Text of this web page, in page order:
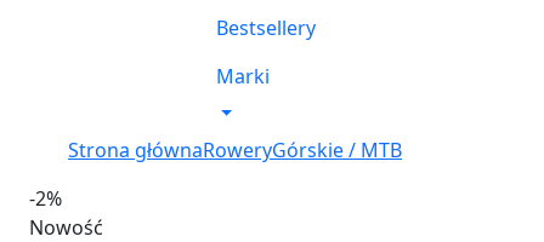
Bestsellery
Marki
Strona głównaRoweryGórskie / MTB
-2%
Nowość